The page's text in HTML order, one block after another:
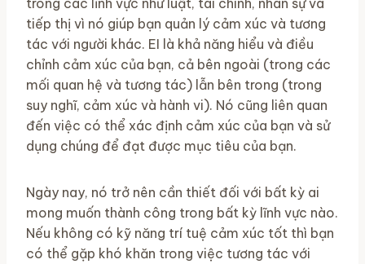
trong các lĩnh vực như luật, tài chính, nhân sự và
tiếp thị vì nó giúp bạn quản lý cảm xúc và tương
tác với người khác. EI là khả năng hiểu và điều
chỉnh cảm xúc của bạn, cả bên ngoài (trong các
mối quan hệ và tương tác) lẫn bên trong (trong
suy nghĩ, cảm xúc và hành vi). Nó cũng liên quan
đến việc có thể xác định cảm xúc của bạn và sử
dụng chúng để đạt được mục tiêu của bạn.
Ngày nay, nó trở nên cần thiết đối với bất kỳ ai
mong muốn thành công trong bất kỳ lĩnh vực nào.
Nếu không có kỹ năng trí tuệ cảm xúc tốt thì bạn
có thể gặp khó khăn trong việc tương tác với